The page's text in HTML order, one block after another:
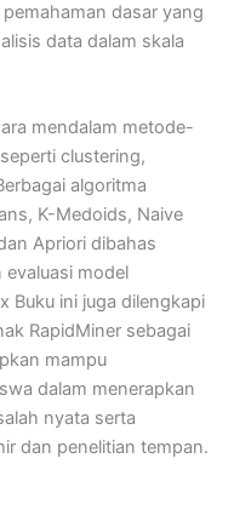
dasar yang
data dalam skala
mendalam metode-
clustering,
algoritma
K-Medoids, Naive
Apriori dibahas
model
Buku ini juga dilengkapi
RapidMiner sebagai
mampu
dalam menerapkan
nyata serta
dan penelitian tempan.